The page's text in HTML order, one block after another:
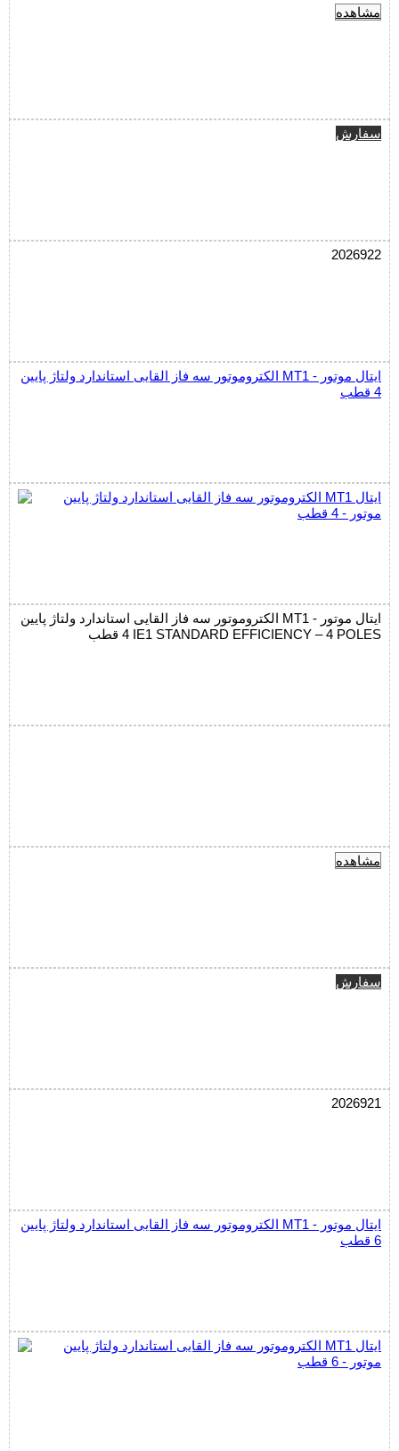
مشاهده
سفارش
2026922
الکتروموتور سه فاز القایی استاندارد ولتاژ پایین MT1 ایتال موتور -
4 قطب
الکتروموتور سه فاز القایی استاندارد ولتاژ پایین MT1 ایتال موتور -
4 قطب IE1 STANDARD EFFICIENCY – 4 POLES
مشاهده
سفارش
2026921
الکتروموتور سه فاز القایی استاندارد ولتاژ پایین MT1 ایتال موتور -
6 قطب